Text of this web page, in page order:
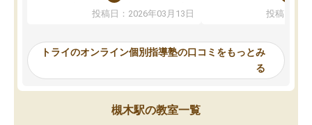
ないのは私たち講師の責任です」と言
ってくださり、確かに！と考えて、思
ったんですが、学生の先生から学ぶこ
み、徐々に成績が上がったらいいなと
思っていました。何が今足りないのか
を的確に指導いただき、子どももびっ
くりするほど楽しんでやる気を持って
投稿日：2026年03月13日
可能なので本当に助か
らないところをピンポイ
頂いて、とてもわかり
していました。一生を
スト、多少お金がかかっ
投稿日：
トライのオンライン個別指導塾の口コミをもっとみ
る
槻木駅の教室一覧